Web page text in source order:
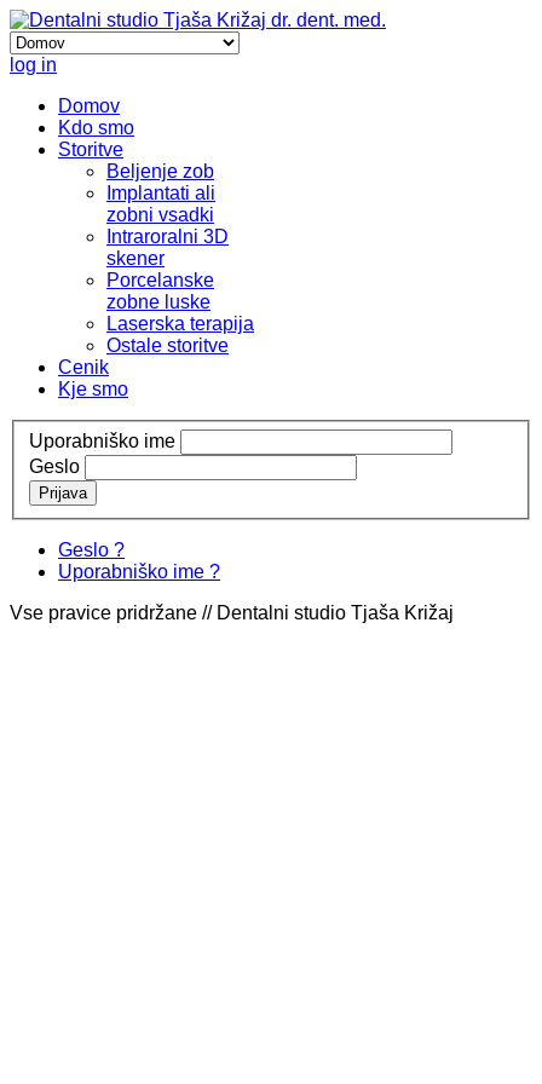
log in
Domov
Kdo smo
Storitve
Beljenje zob
Implantati ali
zobni vsadki
Intraroralni 3D
skener
Porcelanske
zobne luske
Laserska terapija
Ostale storitve
Cenik
Kje smo
Uporabniško ime
Geslo
Prijava
Geslo ?
Uporabniško ime ?
Vse pravice pridržane // Dentalni studio Tjaša Križaj